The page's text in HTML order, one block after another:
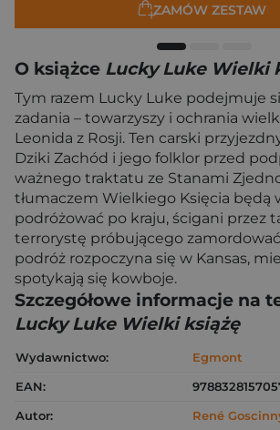
ZAMÓW ZESTAW
O książce Lucky Luke Wielki
Tym razem Lucky Luke podejmuje
zadania – towarzyszy i ochrania
Leonida z Rosji. Ten carski
Dziki Zachód i jego folklor przed
ważnego traktatu ze Stanami
tłumaczem Wielkiego Księcia będą
podróżować po kraju, ścigani przez
terrorystę próbującego
podróż rozpoczyna się w Kansas,
spotykają się kowboje.
Szczegółowe informacje na
Lucky Luke Wielki książę
Wydawnictwo:
Egmont
EAN:
Autor:
René